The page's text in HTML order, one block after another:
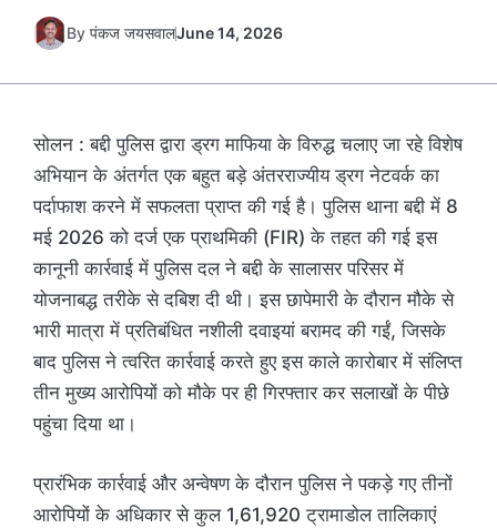
By पंकज जयसवालJune 14, 2026
सोलन : बद्दी पुलिस द्वारा ड्रग माफिया के विरुद्ध चलाए जा रहे विशेष
अभियान के अंतर्गत एक बहुत बड़े अंतरराज्यीय ड्रग नेटवर्क का
पर्दाफाश करने में सफलता प्राप्त की गई है। पुलिस थाना बद्दी में 8
मई 2026 को दर्ज एक प्राथमिकी (FIR) के तहत की गई इस
कानूनी कार्रवाई में पुलिस दल ने बद्दी के सालासर परिसर में
योजनाबद्ध तरीके से दबिश दी थी। इस छापेमारी के दौरान मौके से
भारी मात्रा में प्रतिबंधित नशीली दवाइयां बरामद की गईं, जिसके
बाद पुलिस ने त्वरित कार्रवाई करते हुए इस काले कारोबार में संलिप्त
तीन मुख्य आरोपियों को मौके पर ही गिरफ्तार कर सलाखों के पीछे
पहुंचा दिया था।
प्रारंभिक कार्रवाई और अन्वेषण के दौरान पुलिस ने पकड़े गए तीनों
आरोपियों के अधिकार से कुल 1,61,920 ट्रामाडोल तालिकाएं